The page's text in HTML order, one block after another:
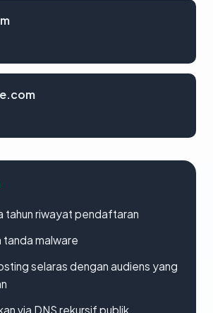
tahun riwayat pendaftaran
tanda malware
selaras dengan audiens yang
via DNS rekursif publik